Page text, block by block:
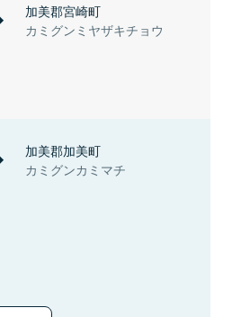
加美郡宮崎町
カミグンミヤザキチョウ
加美郡加美町
カミグンカミマチ